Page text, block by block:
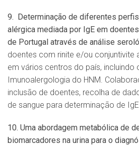
9. Determinação de diferentes
alérgica mediada por IgE em
de Portugal através de análise seroló
doentes com rinite e/ou conjuntivite
em vários centros do país, incluindo
Imunoalergologia do HNM.
inclusão de doentes, recolha de
de sangue para determinação de
10. Uma abordagem metabólica de
biomarcadores na urina para o diagnó